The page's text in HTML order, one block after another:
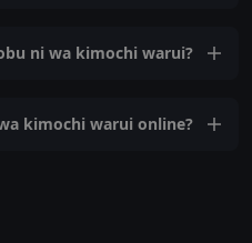
ni wa kimochi warui?
kimochi warui online?